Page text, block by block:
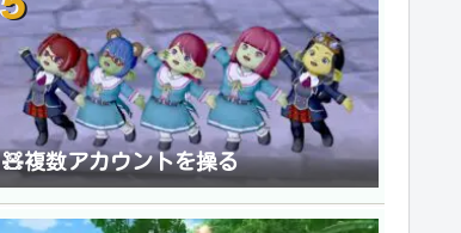
🧸複数アカウントを操る